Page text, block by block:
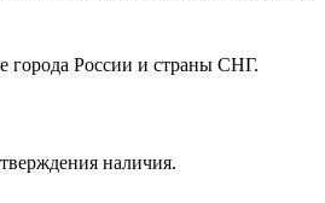
города России и страны СНГ.
наличия.